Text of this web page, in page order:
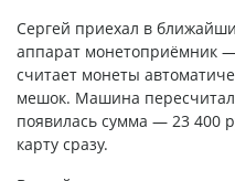
Сергей приехал в
аппарат монетоприёмник
считает монеты
мешок. Машина
появилась сумма — 23 400
карту сразу.